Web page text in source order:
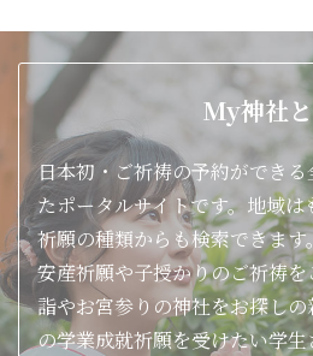
My神社
日本初・ご祈祷の予約ができ
たポータルサイトです。地域
祈願の種類からも検索できます
安産祈願や子授かりのご祈祷
詣やお宮参りの神社をお探し
の学業成就祈願を受けたい学